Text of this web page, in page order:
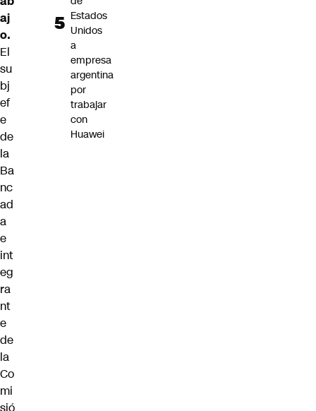
aj
o.
El
su
bj
ef
e
de
la
Ba
nc
ad
a
e
int
eg
ra
nt
e
de
la
Co
mi
sió
Estados
Unidos
a
empresa
argentina
por
trabajar
con
Huawei